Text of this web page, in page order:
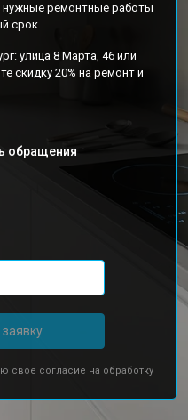
нужные ремонтные работы
срок.
улица 8 Марта, 46 или
скидку 20% на ремонт и
обращения
свое согласие на обработку